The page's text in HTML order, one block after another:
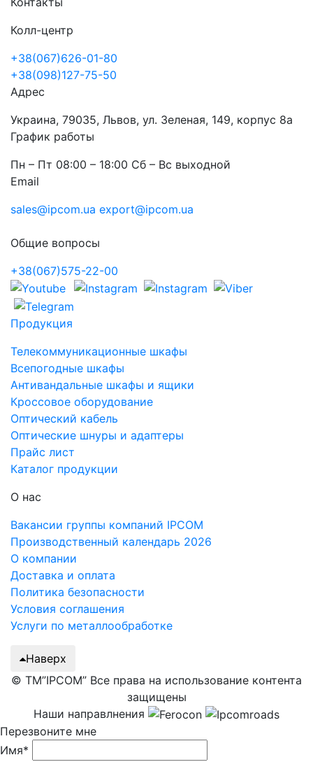
Колл-центр
+38(067)626-01-80
+38(098)127-75-50
Адрес
Украина, 79035, Львов, ул. Зеленая, 149, корпус 8а
График работы
Пн – Пт 08:00 – 18:00 Сб – Вс выходной
Email
sales@ipcom.ua export@ipcom.ua
Общие вопросы
+38(067)575-22-00
Продукция
Телекоммуникационные шкафы
Всепогодные шкафы
Антивандальные шкафы и ящики
Кроссовое оборудование
Оптический кабель
Оптические шнуры и адаптеры
Прайс лист
Каталог продукции
О нас
Вакансии группы компаний IPCOM
Производственный календарь 2026
О компании
Доставка и оплата
Политика безопасности
Условия соглашения
Услуги по металлообработке
Наверх
© ТМ”IPCOM” Все права на использование контента
защищены
Наши направлнения
Перезвоните мне
Имя*